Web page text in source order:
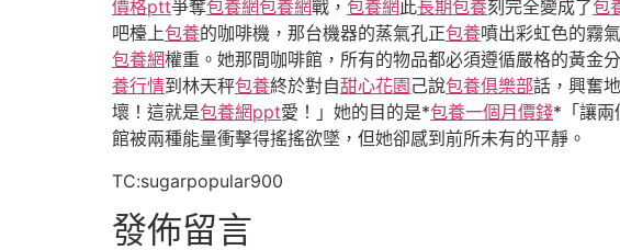
價格ptt爭奪包養網包養網戰， 包養網 此長期包養刻完全變成了包
吧檯上包養的咖啡機，那台機器的蒸氣孔正包養噴出彩虹色的霧
包養網權重。她那間咖啡館，所有的物品都必須遵循嚴格的黃金
養行情到林天秤包養終於對自甜心花園 己說包養俱樂部話，興奮
壞！這就是包養網ppt愛！」她的目的是*包養一個月價錢*「讓兩
館被兩種能量衝擊得搖搖欲墜，但她卻感到前所未有的平靜。
TC:sugarpopular900
發佈留言